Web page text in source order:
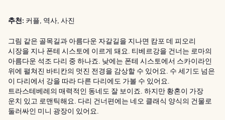
추천: 커플, 역사, 사진
그림 같은 골목길과 아름다운 자갈길을 지나면 캄포 데 피오리
시장을 지나 폰테 시스토에 이르게 돼요. 티베르강을 건너는 로마의
아름다운 석조 다리 중 하나죠. 낮에는 폰테 시스토에서 스카이라인
위에 펼쳐진 바티칸의 멋진 전경을 감상할 수 있어요. 수 세기도 넘은
이 다리에서 강을 따라 다른 다리에도 가볼 수 있어요.
트라스테베레의 매력적인 동네도 잘 보이죠. 하지만 황혼이 가장
운치 있고 로맨틱해요. 다리 건너편에는 네오 클래식 양식의 건물로
둘러싸인 미니 광장이 있어요.